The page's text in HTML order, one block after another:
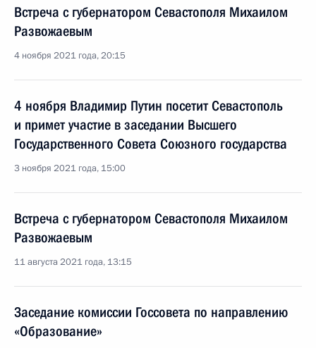
Встреча с губернатором Севастополя Михаилом
Развожаевым
4 ноября 2021 года, 20:15
4 ноября Владимир Путин посетит Севастополь
и примет участие в заседании Высшего
Государственного Совета Союзного государства
3 ноября 2021 года, 15:00
Встреча с губернатором Севастополя Михаилом
Развожаевым
11 августа 2021 года, 13:15
Заседание комиссии Госсовета по направлению
«Образование»